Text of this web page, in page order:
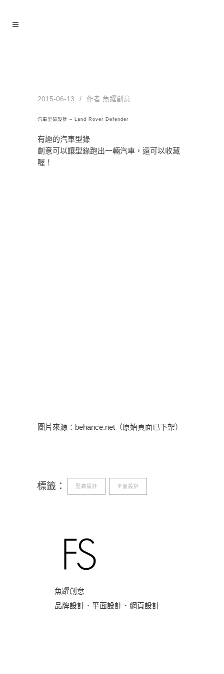
2015-06-13 作者 魚躍創意
汽車型錄設計 – Land Rover Defender
有趣的汽車型錄
創意可以讓型錄跑出一輛汽車，還可以收藏
喔！
圖片來源：behance.net（原始頁面已下架）
標籤： 型錄設計 平面設計
魚躍創意
品牌設計．平面設計．網頁設計